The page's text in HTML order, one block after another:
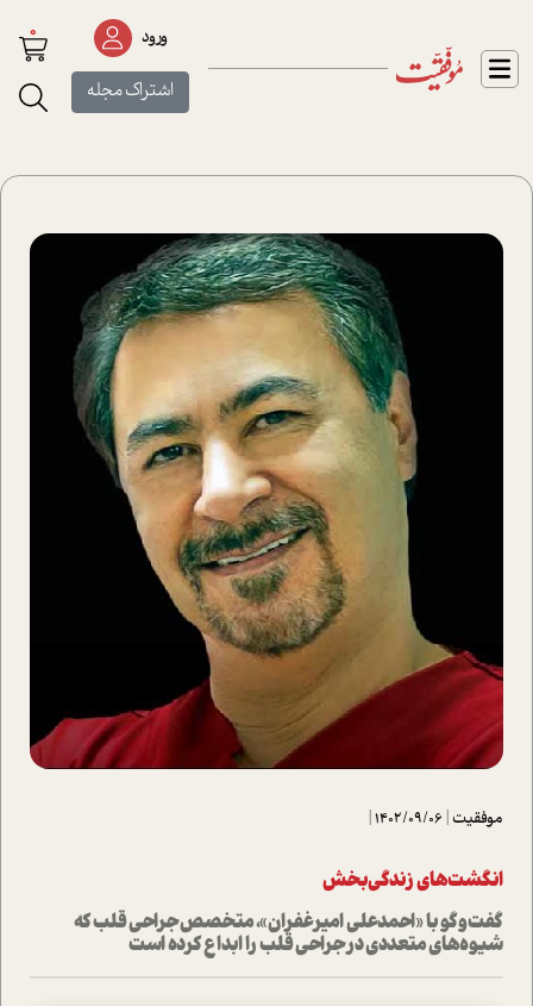
ورود
اشتراک مجله
0
موفقیت|
1402/09/06
|
انگشت‌های‌ زندگی‌بخش
گفت‌وگو با «احمدعلی امیرغفران»، متخصص جراحی قلب که
شیو‌ه‌های متعددی در جراحی قلب را ابداع کرده است